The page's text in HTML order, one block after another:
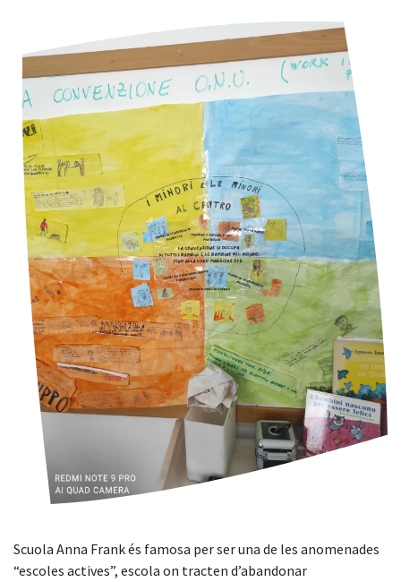
Scuola Anna Frank és famosa per ser una de les anomenades
“escoles actives”, escola on tracten d’abandonar